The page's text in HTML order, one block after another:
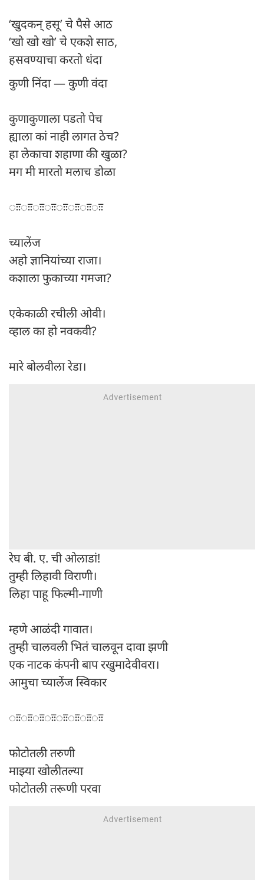
‘खुदकन् हसू’ चे पैसे आठ
‘खो खो खो’ चे एकशे साठ,
हसवण्याचा करतो धंदा
कुणी निंदा — कुणी वंदा
कुणाकुणाला पडतो पेच
ह्याला कां नाही लागत ठेच?
हा लेकाचा शहाणा की खुळा?
मग मी मारतो मलाच डोळा
ःःःःःःःःःःःःःःःः
च्यालेंज
अहो ज्ञानियांच्या राजा।
कशाला फुकाच्या गमजा?
एकेकाळी रचीली ओवी।
व्हाल का हो नवकवी?
मारे बोलवीला रेडा।
रेघ बी. ए. ची ओलाडां!
तुम्ही लिहावी विराणी।
लिहा पाहू फिल्मी-गाणी
म्हणे आळंदी गावात।
तुम्ही चालवली भितं चालवून दावा झणी
एक नाटक कंपनी बाप रखुमादेवीवरा।
आमुचा च्यालेंज स्विकार
ःःःःःःःःःःःःःःःः
फोटोतली तरुणी
माझ्या खोलीतल्या
फोटोतली तरूणी परवा